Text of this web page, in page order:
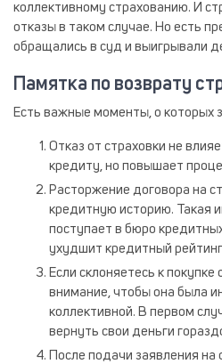
коллективному страхованию. И
отказы в таком случае. Но есть
обращались в суд и выигрывали
Памятка по возврату
Есть важные моменты, о которых
Отказ от страховки не
кредиту, но повышает
Расторжение договора на
кредитную историю. Такая
поступает в бюро
ухудшит кредитный
Если склоняетесь к покупке
внимание, чтобы она была
коллективной. В первом
вернуть свои деньги
После подачи заявления на